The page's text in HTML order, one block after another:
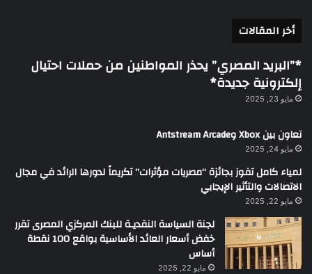
أخر المقالات
*”البريد المصري” يحذر المواطنين من حملات احتيال
إلكترونية جديدة*
مايو 23, 2025
تعاون بين Xbox وAntstream Arcade
مايو 24, 2025
لمياء كامل تفوز بجائزة “مصريات مؤثرات” تكريماً لدورها الرائد في مجال
الاتصالات والتأثير الإيجابي
مايو 22, 2025
لجنة السياسة النقديـة للبنك المركزي المصرى تقرر
خفض أسعار العائد الأساسية بواقع 100 نقطة
أساس
مايو 22, 2025